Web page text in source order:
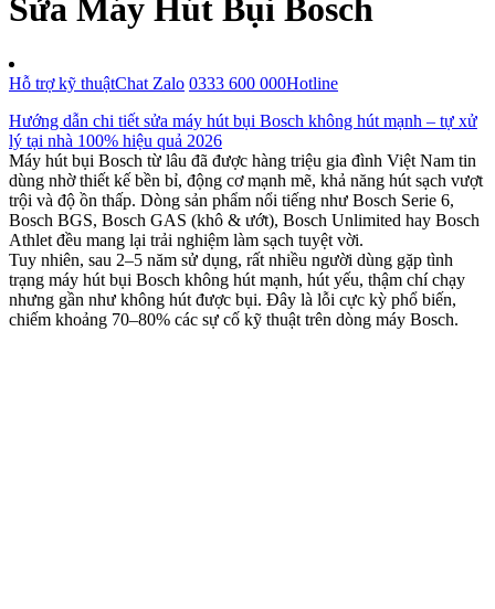
Sửa Máy Hút Bụi Bosch
Hỗ trợ kỹ thuậtChat Zalo 0333 600 000Hotline
Hướng dẫn chi tiết sửa máy hút bụi Bosch không hút mạnh – tự xử
lý tại nhà 100% hiệu quả 2026
Máy hút bụi Bosch từ lâu đã được hàng triệu gia đình Việt Nam tin
dùng nhờ thiết kế bền bỉ, động cơ mạnh mẽ, khả năng hút sạch vượt
trội và độ ồn thấp. Dòng sản phẩm nổi tiếng như Bosch Serie 6,
Bosch BGS, Bosch GAS (khô & ướt), Bosch Unlimited hay Bosch
Athlet đều mang lại trải nghiệm làm sạch tuyệt vời.
Tuy nhiên, sau 2–5 năm sử dụng, rất nhiều người dùng gặp tình
trạng máy hút bụi Bosch không hút mạnh, hút yếu, thậm chí chạy
nhưng gần như không hút được bụi. Đây là lỗi cực kỳ phổ biến,
chiếm khoảng 70–80% các sự cố kỹ thuật trên dòng máy Bosch.